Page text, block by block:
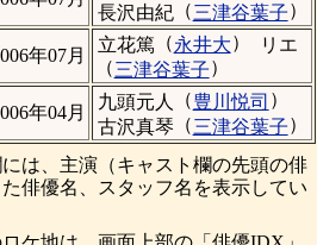
長沢由紀 （三津谷葉子）
年07月
立花篤 （永井大）
リエ
（三津谷葉子）
年04月
九頭元人 （豊川悦司 ）
古沢真琴 （三津谷葉子）
は、主演（キャスト欄の先頭の俳
俳優名、スタッフ名を表示してい